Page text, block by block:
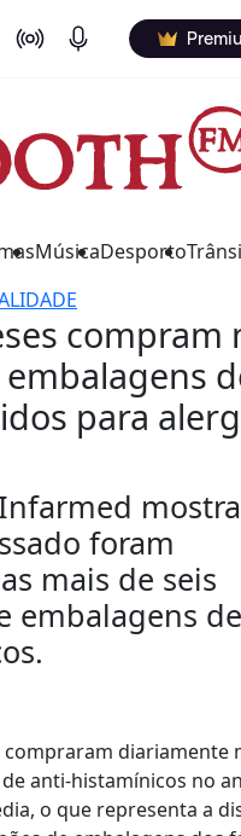
On Air Podcasts
MúsicaDesporto
compram
para
foram
mais de seis
embalagens
diariamente
anti-histamínicos no
o que representa a